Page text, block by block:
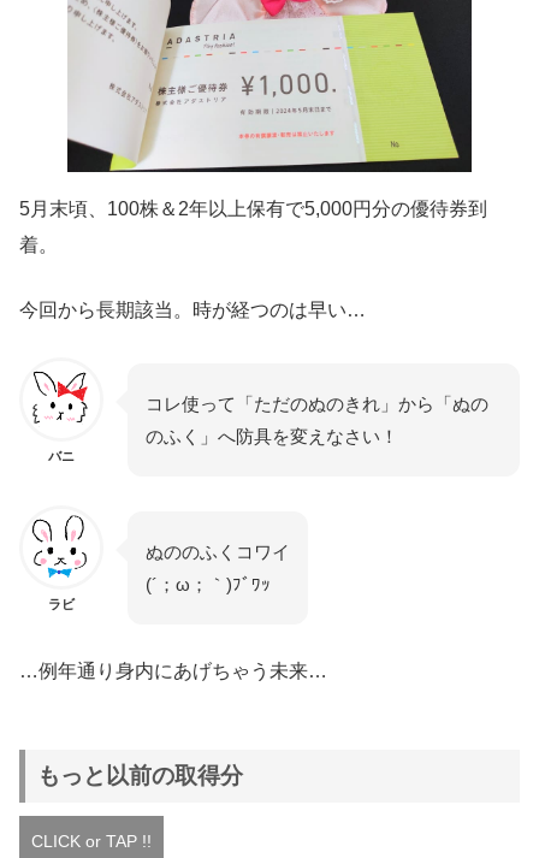
5月末頃、100株＆2年以上保有で5,000円分の優待券到
着。
今回から長期該当。時が経つのは早い…
バニ
コレ使って「ただのぬのきれ」から「ぬの
のふく」へ防具を変えなさい！
ラビ
ぬののふくコワイ
(´；ω；｀)ﾌﾞﾜｯ
…例年通り身内にあげちゃう未来…
もっと以前の取得分
CLICK or TAP !!